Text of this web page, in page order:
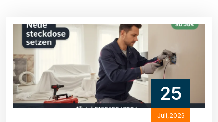
25
Juli,2026